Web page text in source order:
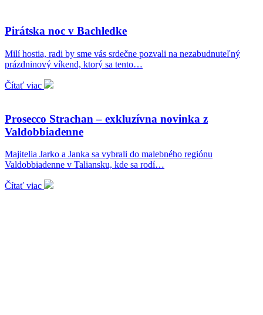
Pirátska noc v Bachledke
Milí hostia, radi by sme vás srdečne pozvali na nezabudnuteľný
prázdninový víkend, ktorý sa tento…
Čítať viac
Prosecco Strachan – exkluzívna novinka z
Valdobbiadenne
Majitelia Jarko a Janka sa vybrali do malebného regiónu
Valdobbiadenne v Taliansku, kde sa rodí…
Čítať viac